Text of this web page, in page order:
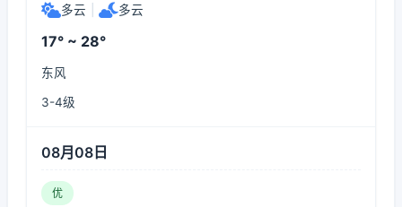
多云 多云
17° ~ 28°
东风
3-4级
08月08日
优